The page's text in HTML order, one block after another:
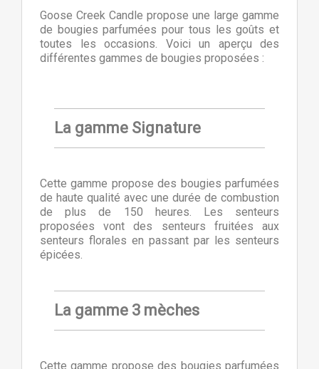
Goose Creek Candle propose une large gamme
de bougies parfumées pour tous les goûts et
toutes les occasions. Voici un aperçu des
différentes gammes de bougies proposées :
La gamme Signature
Cette gamme propose des bougies parfumées
de haute qualité avec une durée de combustion
de plus de 150 heures. Les senteurs
proposées vont des senteurs fruitées aux
senteurs florales en passant par les senteurs
épicées.
La gamme 3 mèches
Cette gamme propose des bougies parfumées